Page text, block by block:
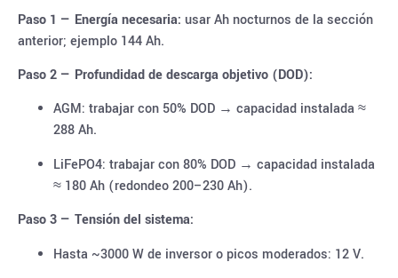
Paso 1 — Energía necesaria: usar Ah nocturnos de la sección
anterior; ejemplo 144 Ah.
Paso 2 — Profundidad de descarga objetivo (DOD):
AGM: trabajar con 50% DOD → capacidad instalada ≈
288 Ah.
LiFePO4: trabajar con 80% DOD → capacidad instalada
≈ 180 Ah (redondeo 200–230 Ah).
Paso 3 — Tensión del sistema:
Hasta ~3000 W de inversor o picos moderados: 12 V.